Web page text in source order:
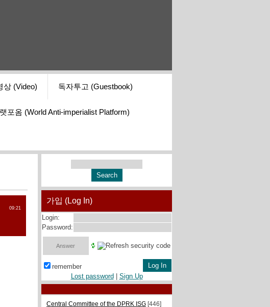
상 (Video) 독자투고 (Guestbook)
포옴 (World Anti-imperialist Platform)
09:21
가입 (Log In)
Login:
Password:
remember
Lost password
Sign Up
Central Committee of the DPRK ISG [446]